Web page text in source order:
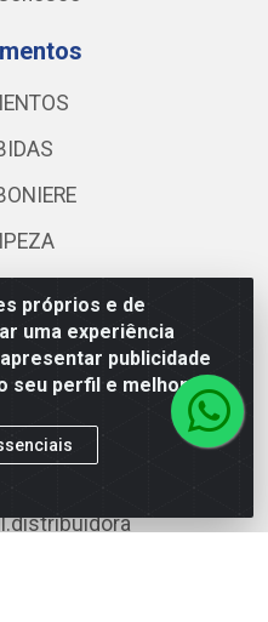
próprios e de
uma experiência
publicidade
seu perfil e melhorar a